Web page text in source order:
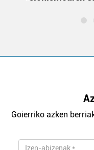
Goierriko azken